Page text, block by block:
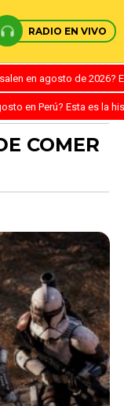
RADIO EN VIVO
en agosto de
en Perú? Esta es la
COMER